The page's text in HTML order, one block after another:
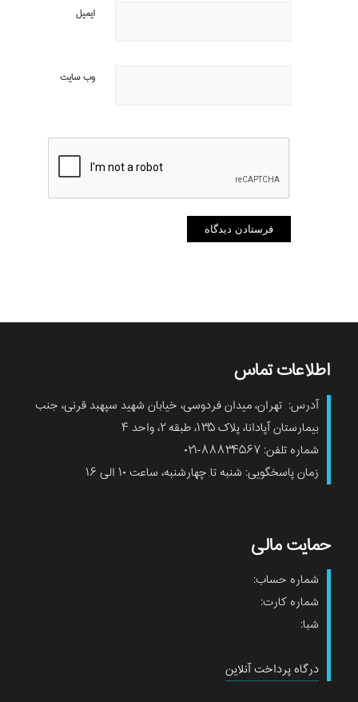
ایمیل
وب‌ سایت
اطلاعات تماس
آدرس: تهران، میدان فردوسی، خیابان شهید سپهبد قرنی، جنب
بیمارستان آپادانا، پلاک ۱۳۵، طبقه ۲، واحد ۴
شماره تلفن: ۸۸۸۳۴۵۶۷-۰۲۱
زمان پاسخگویی: شنبه تا چهارشنبه، ساعت ۱۰ الی ۱۶
حمایت مالی
شماره حساب:
شماره کارت:
شبا:
درگاه پرداخت آنلاین